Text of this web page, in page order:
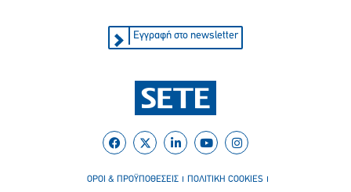
Εγγραφή στο newsletter
ΟΡΟΙ & ΠΡΟΫΠΟΘΕΣΕΙΣ
ΠΟΛΙΤΙΚΗ COOKIES